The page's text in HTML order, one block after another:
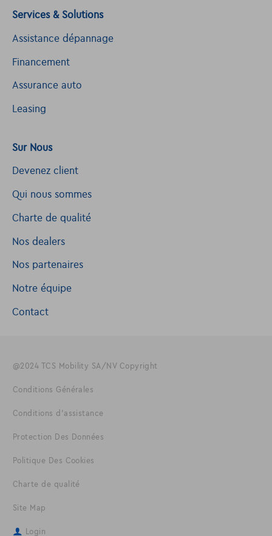
Services & Solutions
Assistance dépannage
Financement
Assurance auto
Leasing
Sur Nous
Devenez client
Qui nous sommes
Charte de qualité
Nos dealers
Nos partenaires
Notre équipe
Contact
@2024 TCS Mobility SA/NV Copyright
Conditions Générales
Conditions d'assistance
Protection Des Données
Politique Des Cookies
Charte de qualité
Site Map
Login